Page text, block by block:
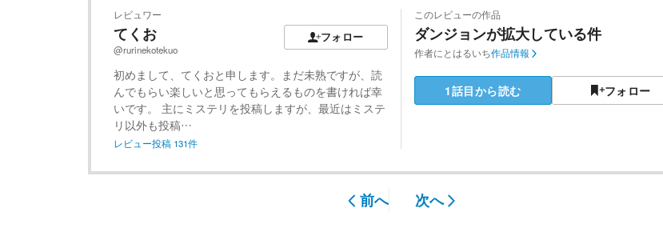
レビュワー
てくお
@rurinekotekuo
フォロー
初めまして、てくおと申します。まだ未熟ですが、読
んでもらい楽しいと思ってもらえるものを書ければ幸
いです。 主にミステリを投稿しますが、最近はミステ
リ以外も投稿…
レビュー投稿 131件
このレビューの作品
ダンジョンが拡大している件
作者にとはるいち作品情報
1話目から読む フォロー
前へ 次へ